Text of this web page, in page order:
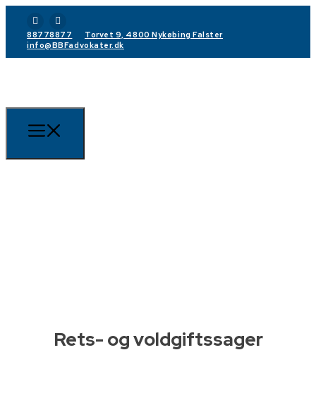
88778877
Torvet 9, 4800 Nykøbing Falster
info@BBFadvokater.dk
Rets- og voldgiftssager